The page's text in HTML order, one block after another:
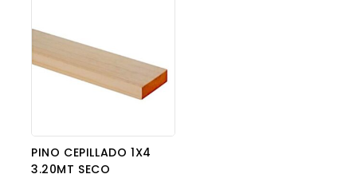
PINO CEPILLADO 1X4
3.20MT SECO